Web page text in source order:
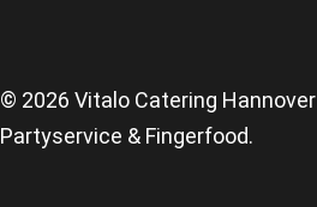
© 2026 Vitalo Catering Hannover
Partyservice & Fingerfood.